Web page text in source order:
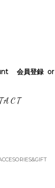
会員登録 or